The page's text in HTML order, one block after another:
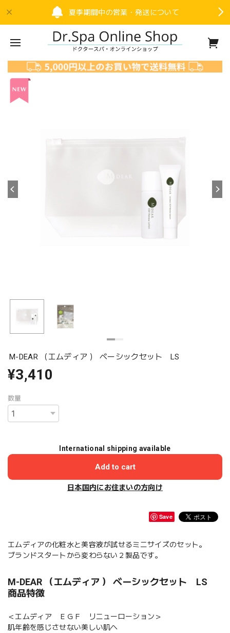
夏季期間中の営業・発送について
M-DEAR （エムディア ） ベーシックセット LS
¥3,410
数量
International shipping available
Add to cart
日本国内にお住まいの方向け
Save
エムディアの化粧水と美容液が試せるミニサイズのセット。
ブランドスタートから変わらない２製品です。
M-DEAR （エムディア ） ベーシックセット LS
商品特徴
＜エムディア ＥＧＦ リニューローション＞
肌年齢を感じさせない美しい肌へ